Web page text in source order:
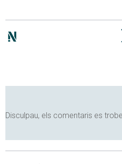
Disculpau, els comentaris es